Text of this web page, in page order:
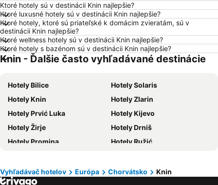
Hotely Vysoké Tatry
Hotely Sopot
Hotely Gdansk
Hotely Nice
Hotely Tropea
Hotely Berlín
Hotely Lignano Sabbiadoro
Hotely Malta
Hotely Slovinsko
Hotely Ostrov Mykonos
Hotely Ostrov Skiathos
Hotely Laponsko
Hotely Krk
Hotely Drač
Hotely Pobrežie Chorvátska
Hotely Albánsko
Hotely Ibiza
Hotely Ostrov Rodos
Hotely Cyprus
Hotely Sardínia
Ktoré hotely sú v destinácii Knin najlepšie?
Ktoré luxusné hotely sú v destinácii Knin najlepšie?
Ktoré hotely, ktoré sú priateľské k domácim zvieratám, sú v
destinácii Knin najlepšie?
Ktoré wellness hotely sú v destinácii Knin najlepšie?
Ktoré hotely s bazénom sú v destinácii Knin najlepšie?
Knin - Ďalšie často vyhľadávané destinácie
Hotely Bilice
Hotely Solaris
Hotely Knin
Hotely Zlarin
Hotely Prvić Luka
Hotely Kijevo
Hotely Žirje
Hotely Drniš
Hotely Promina
Hotely Ružić
Vyhľadávač hotelov Európa Chorvátsko Knin